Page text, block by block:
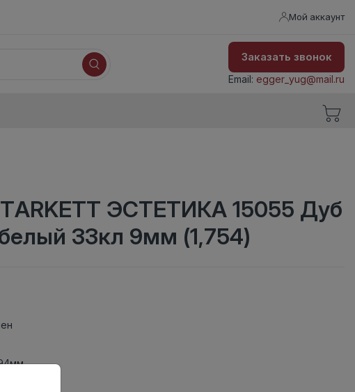
Мой аккаунт
Заказать звонок
Email: egger_yug@mail.ru
ЭСТЕТИКА 15055 Дуб
33кл 9мм (1,754)